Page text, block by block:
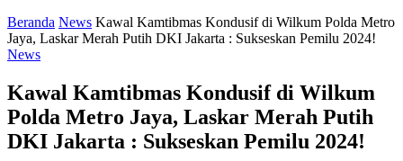
Beranda News Kawal Kamtibmas Kondusif di Wilkum Polda Metro
Jaya, Laskar Merah Putih DKI Jakarta : Sukseskan Pemilu 2024!
News
Kawal Kamtibmas Kondusif di Wilkum
Polda Metro Jaya, Laskar Merah Putih
DKI Jakarta : Sukseskan Pemilu 2024!